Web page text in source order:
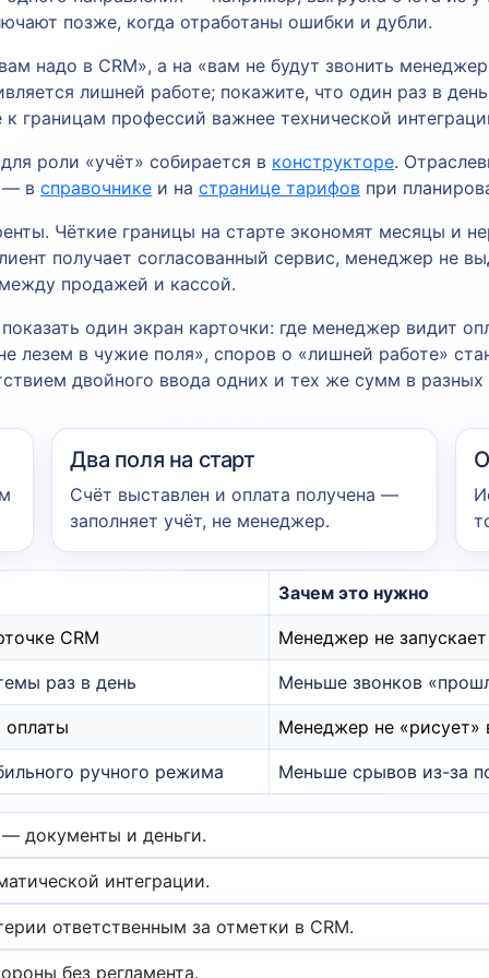
позже, когда отработаны ошибки и дубли.
надо в CRM», а на «вам не будут звонить
лишней работе; покажите, что один раз в
границам профессий важнее технической
роли «учёт» собирается в конструкторе.
— в справочнике и на странице тарифов при
Чёткие границы на старте экономят месяцы и
получает согласованный сервис, менеджер не
продажей и кассой.
один экран карточки: где менеджер видит
лезем в чужие поля», споров о «лишней работе»
двойного ввода одних и тех же сумм в
Два поля на старт
Счёт выставлен и оплата получена —
заполняет учёт, не менеджер.
Зачем это нужно
CRM Менеджер не
раз в день Меньше звонков
оплаты Менеджер не «рисует»
ручного режима Меньше срывов из-за
— документы и деньги.
интеграции.
ответственным за отметки в CRM.
без регламента.